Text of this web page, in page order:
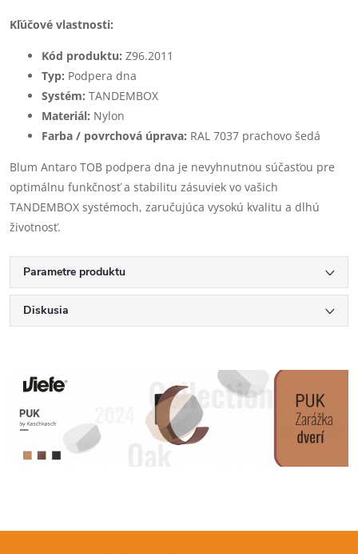
Kľúčové vlastnosti:
Kód produktu: Z96.2011
Typ: Podpera dna
Systém: TANDEMBOX
Materiál: Nylon
Farba / povrchová úprava: RAL 7037 prachovo šedá
Blum Antaro TOB podpera dna je nevyhnutnou súčasťou pre
optimálnu funkčnosť a stabilitu zásuviek vo vašich
TANDEMBOX systémoch, zaručujúca vysokú kvalitu a dlhú
životnosť.
Parametre produktu
Diskusia